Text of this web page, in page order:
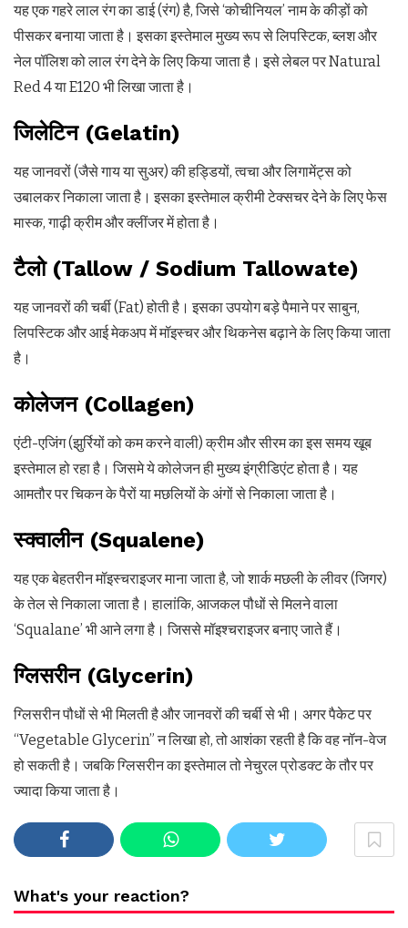
यह एक गहरे लाल रंग का डाई (रंग) है, जिसे ‘कोचीनियल’ नाम के कीड़ों को
पीसकर बनाया जाता है। इसका इस्तेमाल मुख्य रूप से लिपस्टिक, ब्लश और
नेल पॉलिश को लाल रंग देने के लिए किया जाता है। इसे लेबल पर Natural
Red 4 या E120 भी लिखा जाता है।
जिलेटिन (Gelatin)
यह जानवरों (जैसे गाय या सुअर) की हड्डियों, त्वचा और लिगामेंट्स को
उबालकर निकाला जाता है। इसका इस्तेमाल क्रीमी टेक्सचर देने के लिए फेस
मास्क, गाढ़ी क्रीम और क्लींजर में होता है।
टैलो (Tallow / Sodium Tallowate)
यह जानवरों की चर्बी (Fat) होती है। इसका उपयोग बड़े पैमाने पर साबुन,
लिपस्टिक और आई मेकअप में मॉइस्चर और थिकनेस बढ़ाने के लिए किया जाता
है।
कोलेजन (Collagen)
एंटी-एजिंग (झुर्रियों को कम करने वाली) क्रीम और सीरम का इस समय खूब
इस्तेमाल हो रहा है। जिसमे ये कोलेजन ही मुख्य इंग्रीडिएंट होता है। यह
आमतौर पर चिकन के पैरों या मछलियों के अंगों से निकाला जाता है।
स्क्वालीन (Squalene)
यह एक बेहतरीन मॉइस्चराइजर माना जाता है, जो शार्क मछली के लीवर (जिगर)
के तेल से निकाला जाता है। हालांकि, आजकल पौधों से मिलने वाला
‘Squalane’ भी आने लगा है। जिससे मॉइश्चराइजर बनाए जाते हैं।
ग्लिसरीन (Glycerin)
ग्लिसरीन पौधों से भी मिलती है और जानवरों की चर्बी से भी। अगर पैकेट पर
“Vegetable Glycerin” न लिखा हो, तो आशंका रहती है कि वह नॉन-वेज
हो सकती है। जबकि ग्लिसरीन का इस्तेमाल तो नेचुरल प्रोडक्ट के तौर पर
ज्यादा किया जाता है।
What's your reaction?